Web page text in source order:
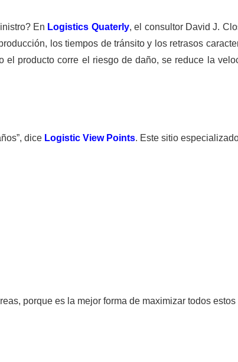
En Logistics Quaterly, el consultor David J.
los tiempos de tránsito y los retrasos
producto corre el riesgo de daño, se reduce la
dice Logistic View Points. Este sitio
porque es la mejor forma de maximizar todos